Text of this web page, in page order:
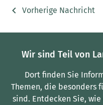
Vorherige Nachricht
Wir sind Teil von
Dort finden Sie
Themen, die besonders
sind. Entdecken Sie,